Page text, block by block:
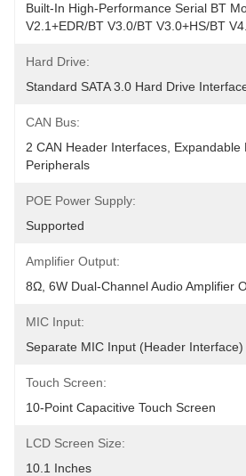
Built-In High-Performance Serial BT
V2.1+EDR/BT V3.0/BT V3.0+HS/BT
Hard Drive:
Standard SATA 3.0 Hard Drive
CAN Bus:
2 CAN Header Interfaces, Expandable
Peripherals
POE Power Supply:
Supported
Amplifier Output:
8Ω, 6W Dual-Channel Audio Amplifier
MIC Input:
Separate MIC Input (header Interface)
Touch Screen:
10-Point Capacitive Touch Screen
LCD Screen Size:
10.1 Inches